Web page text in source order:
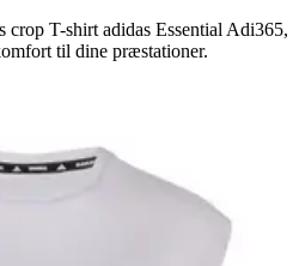
T-shirt adidas Essential Adi365,
til dine præstationer.